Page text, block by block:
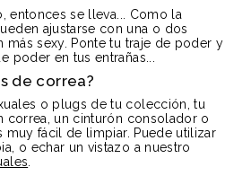
entonces se lleva... Como la
ajustarse con una o dos
más sexy. Ponte tu traje de poder y
poder en tus entrañas...
de correa?
o plugs de tu colección, tu
correa, un cinturón consolador o
muy fácil de limpiar. Puede utilizar
o echar un vistazo a nuestro